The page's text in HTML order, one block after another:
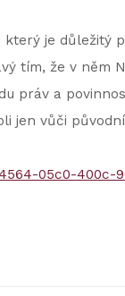
který je
tím, že v něm
práv a
jen vůči
05c0-400c-